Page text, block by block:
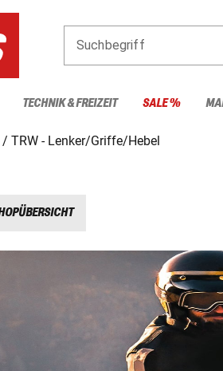
Suchbegriff
TECHNIK & FREIZEIT SALE %
TRW - Lenker/Griffe/Hebel